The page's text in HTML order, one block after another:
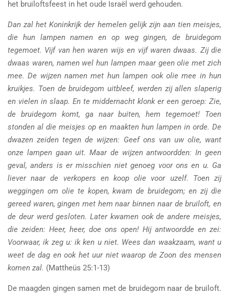
het bruiloftsfeest in het oude Israël werd gehouden.
Dan zal het Koninkrijk der hemelen gelijk zijn aan tien meisjes,
die hun lampen namen en op weg gingen, de bruidegom
tegemoet. Vijf van hen waren wijs en vijf waren dwaas. Zij die
dwaas waren, namen wel hun lampen maar geen olie met zich
mee. De wijzen namen met hun lampen ook olie mee in hun
kruikjes. Toen de bruidegom uitbleef, werden zij allen slaperig
en vielen in slaap. En te middernacht klonk er een geroep: Zie,
de bruidegom komt, ga naar buiten, hem tegemoet! Toen
stonden al die meisjes op en maakten hun lampen in orde. De
dwazen zeiden tegen de wijzen: Geef ons van uw olie, want
onze lampen gaan uit. Maar de wijzen antwoordden: In geen
geval, anders is er misschien niet genoeg voor ons en u. Ga
liever naar de verkopers en koop olie voor uzelf. Toen zij
weggingen om olie te kopen, kwam de bruidegom; en zij die
gereed waren, gingen met hem naar binnen naar de bruiloft, en
de deur werd gesloten. Later kwamen ook de andere meisjes,
die zeiden: Heer, heer, doe ons open! Hij antwoordde en zei:
Voorwaar, ik zeg u: ik ken u niet. Wees dan waakzaam, want u
weet de dag en ook het uur niet waarop de Zoon des mensen
komen zal. (Mattheüs 25:1-13)
De maagden gingen samen met de bruidegom naar de bruiloft.